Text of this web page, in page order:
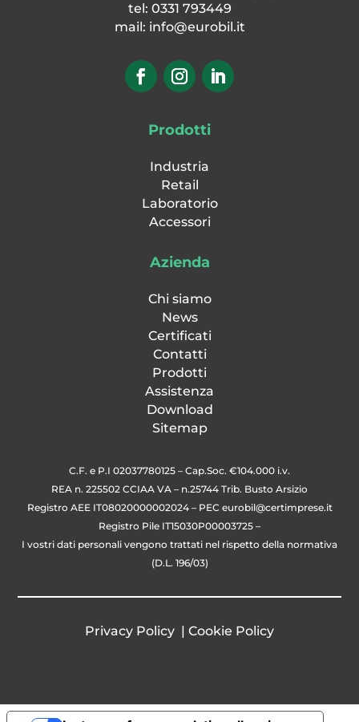
tel: 0331 793449
mail: info@eurobil.it
Prodotti
Industria
Retail
Laboratorio
Accessori
Azienda
Chi siamo
News
Certificati
Contatti
Prodotti
Assistenza
Download
Sitemap
C.F. e P.I 02037780125 – Cap.Soc. €104.000 i.v.
REA n. 225502 CCIAA VA – n.25744 Trib. Busto Arsizio
Registro AEE IT08020000002024 – PEC eurobil@certimprese.it
Registro Pile IT15030P00003725 –
I vostri dati personali vengono trattati nel rispetto della normativa
(D.L. 196/03)
Privacy Policy| Cookie Policy